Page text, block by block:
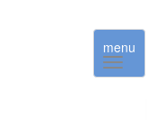
menu